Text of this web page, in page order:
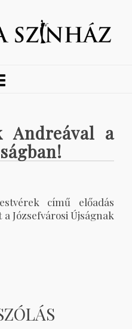
Andreával a
című előadás
Józsefvárosi Újságnak